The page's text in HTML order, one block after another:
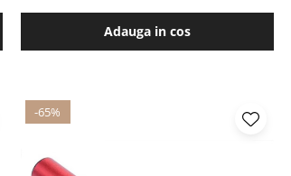
Adauga in cos
-65%